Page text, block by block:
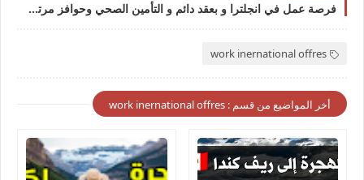
فرصة عمل في انجلترا و بعقد دائم و التأمين الصحي وحوافز مرتفعة قدم الآن للعمل بشركة KALYMAT 2024
work inernational offres
أخر المواضيع من قسم : work inernational offres